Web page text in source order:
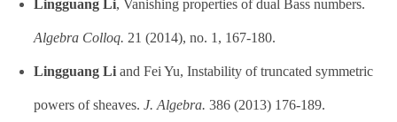
Lingguang Li, Vanishing properties of dual Bass numbers.
Algebra Colloq. 21 (2014), no. 1, 167-180.
Lingguang Li and Fei Yu, Instability of truncated symmetric
powers of sheaves. J. Algebra. 386 (2013) 176-189.